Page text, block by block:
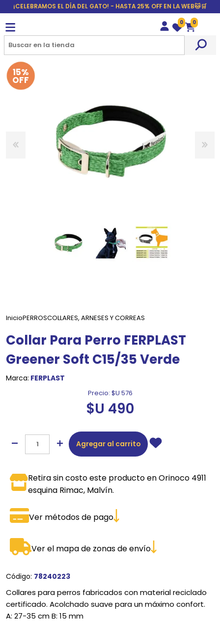
¡CELEBRAMOS EL DÍA DEL GATO! - HASTA 25% OFF EN LA WEB🐱🛒
Wishlist
0
Carrito
0
15%
OFF
InicioPERROSCOLLARES, ARNESES Y CORREAS
Collar Para Perro FERPLAST
Greener Soft C15/35 Verde
Marca: FERPLAST
Precio: $U 576
$U 490
Agregar al carrito
Retira sin costo este producto en Orinoco 4911
esquina Rimac, Malvín.
Ver métodos de pago
Ver el mapa de zonas de envío
Código: 78240223
Collares para perros fabricados con material reciclado
certificado. Acolchado suave para un máximo confort.
A: 27-35 cm B: 15 mm